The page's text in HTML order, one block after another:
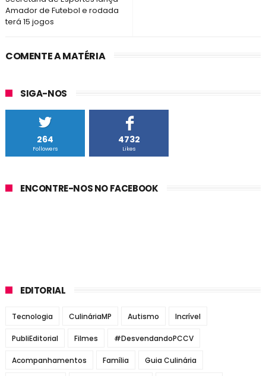
Amador de Futebol e rodada
terá 15 jogos
COMENTE A MATÉRIA
SIGA-NOS
264
Followers
4732
Likes
ENCONTRE-NOS NO FACEBOOK
EDITORIAL
Tecnologia CulináriaMP Autismo Incrível
PubliEditorial Filmes #DesvendandoPCCV
Acompanhamentos Família Guia Culinária